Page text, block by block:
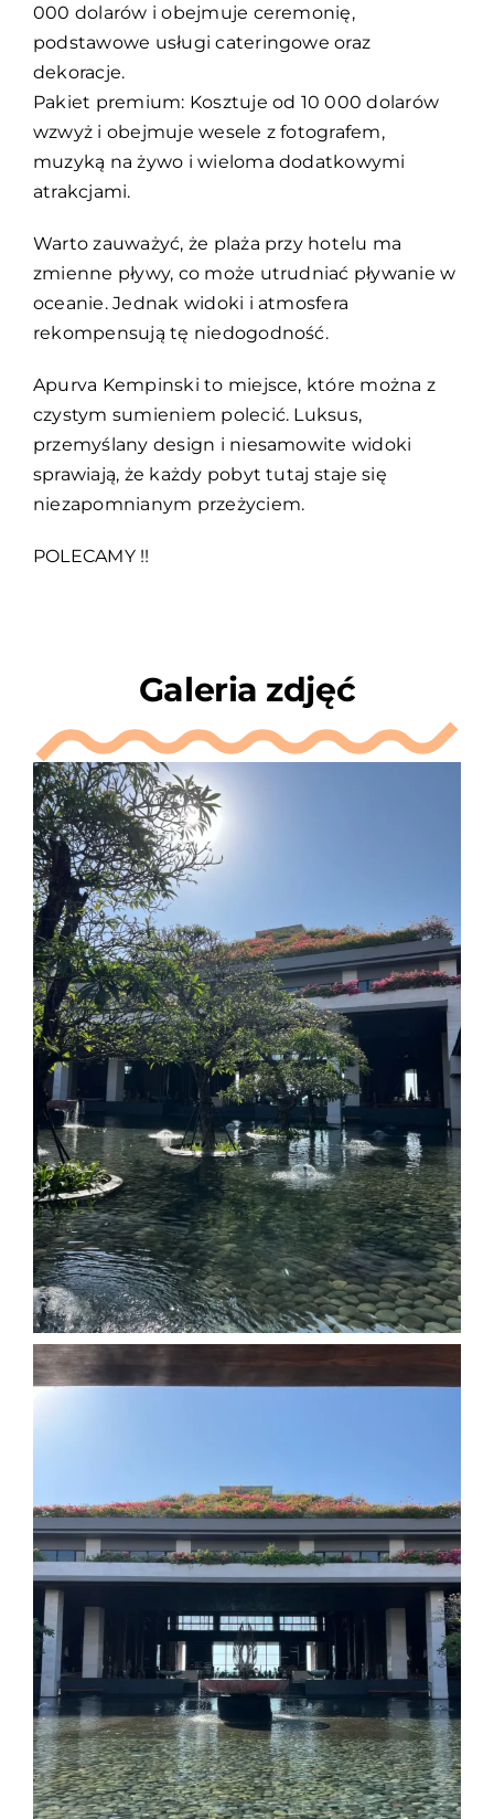
000 dolarów i obejmuje ceremonię,
podstawowe usługi cateringowe oraz
dekoracje.
Pakiet premium: Kosztuje od 10 000 dolarów
wzwyż i obejmuje wesele z fotografem,
muzyką na żywo i wieloma dodatkowymi
atrakcjami.
Warto zauważyć, że plaża przy hotelu ma
zmienne pływy, co może utrudniać pływanie w
oceanie. Jednak widoki i atmosfera
rekompensują tę niedogodność.
Apurva Kempinski to miejsce, które można z
czystym sumieniem polecić. Luksus,
przemyślany design i niesamowite widoki
sprawiają, że każdy pobyt tutaj staje się
niezapomnianym przeżyciem.
POLECAMY !!
Galeria zdjęć